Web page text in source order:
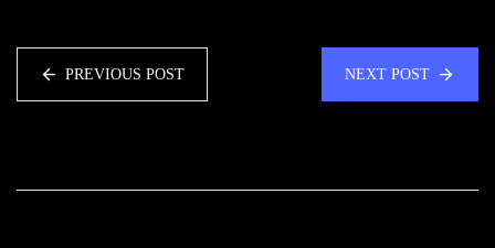
PREVIOUS POST NEXT POST